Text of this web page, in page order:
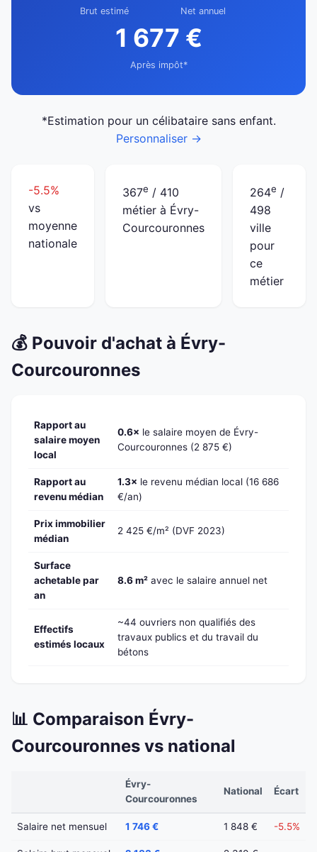
Brut estimé Net annuel
1 677 €
Après impôt*
*Estimation pour un célibataire sans enfant.
Personnaliser →
-5.5%
vs
moyenne
nationale
367e / 410
métier à Évry-
Courcouronnes
264e /
498
ville
pour
ce
métier
💰 Pouvoir d'achat à Évry-
Courcouronnes
Rapport au
salaire moyen
local
0.6× le salaire moyen de Évry-
Courcouronnes (2 875 €)
Rapport au
revenu médian
1.3× le revenu médian local (16 686
€/an)
Prix immobilier
médian
2 425 €/m² (DVF 2023)
Surface
achetable par
an
8.6 m² avec le salaire annuel net
Effectifs
estimés locaux
~44 ouvriers non qualifiés des
travaux publics et du travail du
bétons
📊 Comparaison Évry-
Courcouronnes vs national
Évry-
Courcouronnes
National Écart
Salaire net mensuel 1 746 € 1 848 € -5.5%